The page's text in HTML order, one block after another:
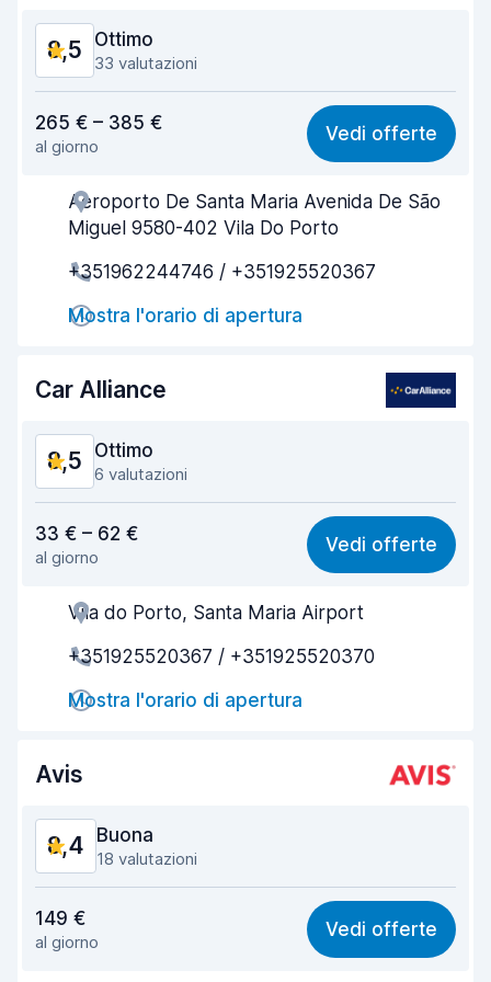
8,5 Ottimo
33 valutazioni
8,0
Facile da trovare 8,9
Gentilezza degli agenti 8,6
Condizioni dell'auto 8,2
265 € – 385 €
al giorno
Vedi offerte
Aeroporto De Santa Maria Avenida De São
Miguel 9580-402 Vila Do Porto
+351962244746 / +351925520367
Mostra l'orario di apertura
Car Alliance
8,5 Ottimo
6 valutazioni
8,1
Facile da trovare 8,8
Gentilezza degli agenti
Rapidità del ritiro
Rapidità della riconsegna
33 € – 62 €
al giorno
Vedi offerte
Vila do Porto, Santa Maria Airport
+351925520367 / +351925520370
Mostra l'orario di apertura
Avis
8,4 Buona
18 valutazioni
7,5
Facile da trovare 9,2
149 €
al giorno
Vedi offerte